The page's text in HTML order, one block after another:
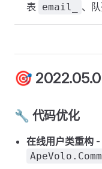
表
email_ 、
🎯
🔧 代码优化
在线用户类重构 -